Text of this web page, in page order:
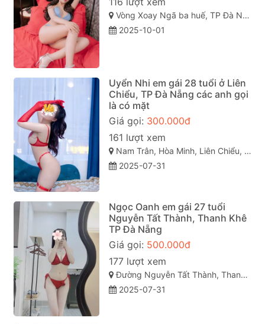
Vòng Xoay Ngã ba huế, TP Đà Nẵng
2025-10-01
Uyển Nhi em gái 28 tuổi ở Liên
Chiểu, TP Đà Nẵng các anh gọi
là có mặt
Giá gọi: 300.000đ
161 lượt xem
Nam Trân, Hòa Minh, Liên Chiểu, Đà Nẵng, Việt Nam
2025-07-31
Ngọc Oanh em gái 27 tuổi
Nguyễn Tất Thành, Thanh Khê
TP Đà Nẵng
Giá gọi: 500.000đ
177 lượt xem
Đường Nguyễn Tất Thành, Thanh Khê, Hải Châu, Đà Nẵng
2025-07-31